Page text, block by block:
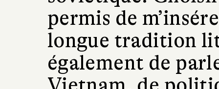
permis de
longue tradition
également de